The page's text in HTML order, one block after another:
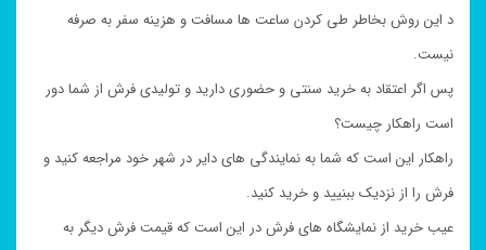
د این روش بخاطر طی کردن ساعت ها مسافت و هزینه سفر به صرفه
نیست.
پس اگر اعتقاد به خرید سنتی و حضوری دارید و تولیدی فرش از شما دور
است راهکار چیست؟
راهکار این است که شما به نمایندگی های دایر در شهر خود مراجعه کنید و
فرش را از نزدیک ببنیید و خرید کنید.
عیب خرید از نمایشگاه های فرش در این است که قیمت فرش دیگر به